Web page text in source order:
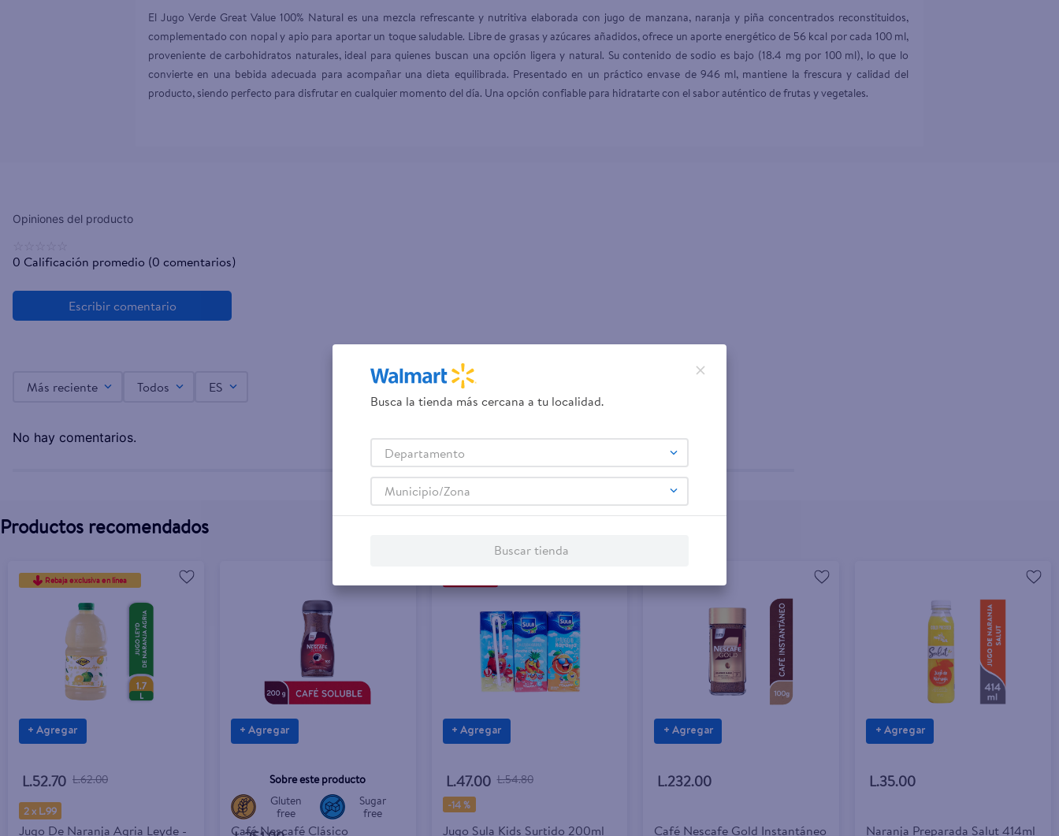
El Jugo Verde Great Value 100% Natural es una mezcla refrescante y nutritiva elaborada con jugo de manzana, naranja y piña concentrados reconstituidos,
complementado con nopal y apio para aportar un toque saludable. Libre de grasas y azúcares añadidos, ofrece un aporte energético de 56 kcal por cada 100 ml,
proveniente de carbohidratos naturales, ideal para quienes buscan una opción ligera y natural. Su contenido de sodio es bajo (18.4 mg por 100 ml), lo que lo
convierte en una bebida adecuada para acompañar una dieta equilibrada. Presentado en un práctico envase de 946 ml, mantiene la frescura y calidad del
producto, siendo perfecto para disfrutar en cualquier momento del día. Una opción confiable para hidratarte con el sabor auténtico de frutas y vegetales.
0 Calificación promedio (0 comentarios)
Más reciente Todos ES
No hay comentarios.
Productos recomendados
Rebaja exclusiva en línea
+ Agregar
L.52.70 L.62.00
2 x L.99
Jugo De Naranja Agria Leyde -
+ Agregar
Sobre este producto
Gluten
free
Sugar
free
Café Nescafé Clásico
+ Agregar
L.47.00 L.54.80
-14 %
Jugo Sula Kids Surtido 200ml
+ Agregar
L.232.00
Café Nescafe Gold Instantáneo
+ Agregar
L.35.00
Naranja Preparada Salut 414ml
Busca la tienda más cercana a tu localidad.
Departamento
Municipio/Zona
Buscar tienda